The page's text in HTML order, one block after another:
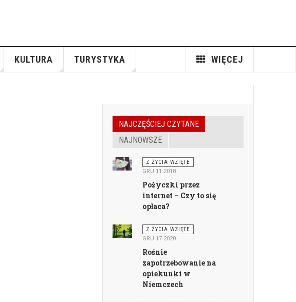
KULTURA TURYSTYKA WIĘCEJ
NAJCZĘŚCIEJ CZYTANE
NAJNOWSZE
Z ŻYCIA WZIĘTE
GRU 11 2018
Pożyczki przez
internet – Czy to się
opłaca?
Z ŻYCIA WZIĘTE
GRU 17 2020
Rośnie
zapotrzebowanie na
opiekunki w
Niemczech